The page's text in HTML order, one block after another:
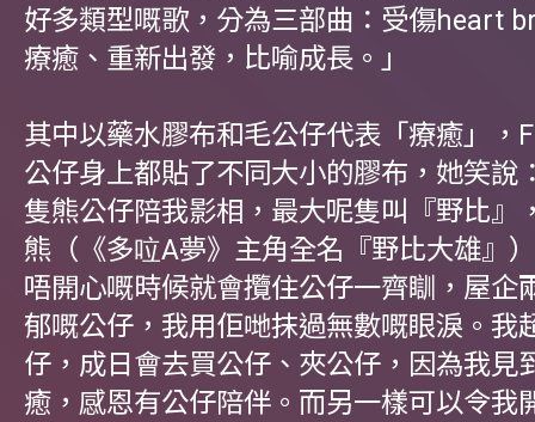
好多類型嘅歌，分為三部曲：受傷heart
療癒、重新出發，比喻成長。」
其中以藥水膠布和毛公仔代表「療癒」，
公仔身上都貼了不同大小的膠布，她笑說
隻熊公仔陪我影相，最大呢隻叫『野比』
熊（《多㕸A夢》主角全名『野比大雄』
唔開心嘅時候就會攬住公仔一齊瞓，屋企
郁嘅公仔，我用佢哋抹過無數嘅眼淚。我
仔，成日會去買公仔、夾公仔，因為我見
癒，感恩有公仔陪伴。而另一樣可以令我